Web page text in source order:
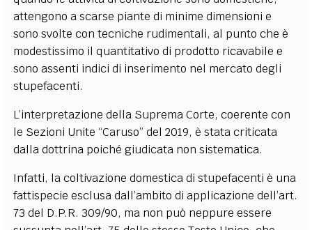
attengono a scarse piante di minime dimensioni e
sono svolte con tecniche rudimentali, al punto che è
modestissimo il quantitativo di prodotto ricavabile e
sono assenti indici di inserimento nel mercato degli
stupefacenti.
L’interpretazione della Suprema Corte, coerente con
le Sezioni Unite “Caruso” del 2019, è stata criticata
dalla dottrina poiché giudicata non sistematica.
Infatti, la coltivazione domestica di stupefacenti è una
fattispecie esclusa dall’ambito di applicazione dell’art.
73 del D.P.R. 309/90, ma non può neppure essere